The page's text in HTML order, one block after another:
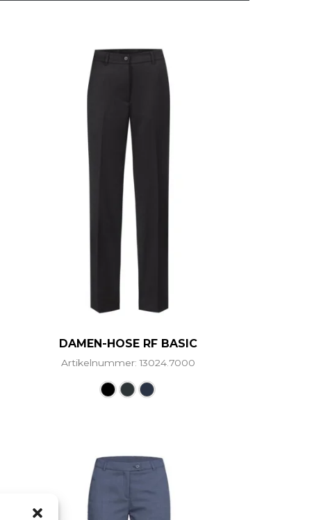
DAMEN-HOSE RF BASIC
Artikelnummer: 13024.7000